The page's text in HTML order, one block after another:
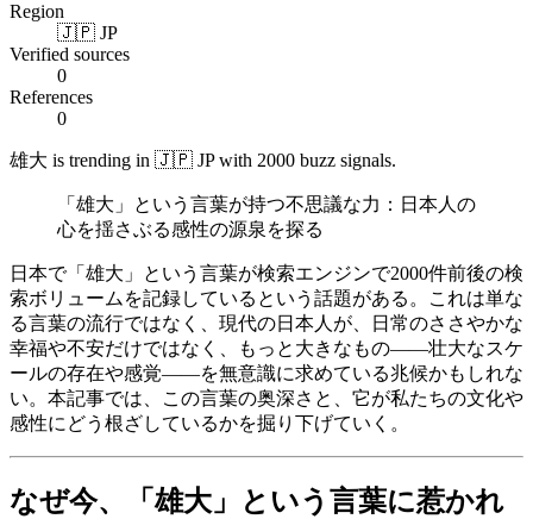
Region
🇯🇵 JP
Verified sources
0
References
0
雄大 is trending in 🇯🇵 JP with 2000 buzz signals.
「雄大」という言葉が持つ不思議な力：日本人の
心を揺さぶる感性の源泉を探る
日本で「雄大」という言葉が検索エンジンで2000件前後の検
索ボリュームを記録しているという話題がある。これは単な
る言葉の流行ではなく、現代の日本人が、日常のささやかな
幸福や不安だけではなく、もっと大きなもの——壮大なスケ
ールの存在や感覚——を無意識に求めている兆候かもしれな
い。本記事では、この言葉の奥深さと、它が私たちの文化や
感性にどう根ざしているかを掘り下げていく。
なぜ今、「雄大」という言葉に惹かれ